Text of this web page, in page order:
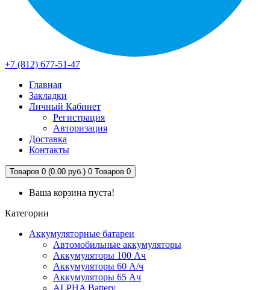
+7 (812) 677-51-47
Главная
Закладки
Личный Кабинет
Регистрация
Авторизация
Доставка
Контакты
Товаров 0 (0.00 руб.) 0 Товаров 0
Ваша корзина пуста!
Категории
Аккумуляторные батареи
Автомобильные аккумуляторы
Аккумуляторы 100 Ач
Аккумуляторы 60 А/ч
Аккумуляторы 65 Ач
ALPHA Battery